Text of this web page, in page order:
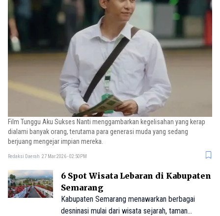
Film Tunggu Aku Sukses Nanti menggambarkan kegelisahan yang kerap
dialami banyak orang, terutama para generasi muda yang sedang
berjuang mengejar impian mereka.
Redaksi Daerah 27 Mar 2026 - 02:50PM
6 Spot Wisata Lebaran di Kabupaten
Semarang
Kabupaten Semarang menawarkan berbagai
desninasi mulai dari wisata sejarah, taman